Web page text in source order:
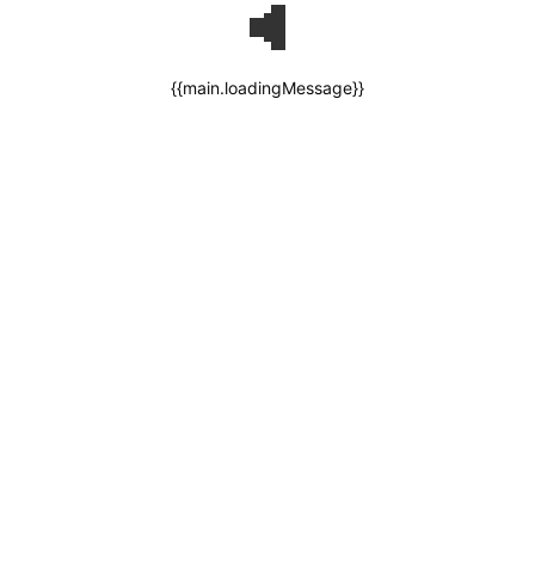
{{main.loadingMessage}}